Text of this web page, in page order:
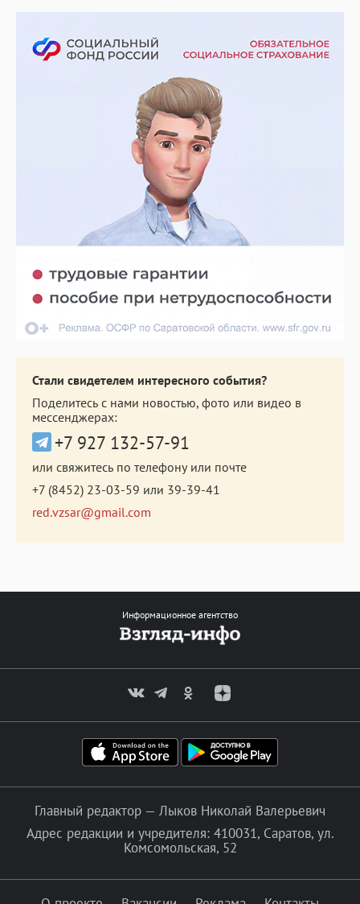
Стали свидетелем интересного события?
Поделитесь с нами новостью, фото или видео в
мессенджерах:
+7 927 132-57-91
или свяжитесь по телефону или почте
+7 (8452) 23-03-59 или 39-39-41
red.vzsar@gmail.com
Информационное агентство
Главный редактор — Лыков Николай Валерьевич
Адрес редакции и учредителя: 410031, Саратов, ул.
Комсомольская, 52